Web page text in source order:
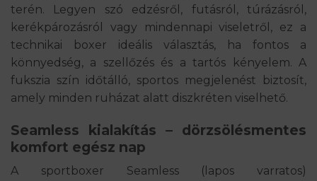
terén. Legyen szó edzésről, futásról, túrázásról,
kerékpározásról vagy mindennapi viseletről, ez a
technikai boxer ideális választás, ha fontos a
könnyedség, a szellőzés és a tartós kényelem. A
fukszia szín időtálló, sportos megjelenést biztosít,
amely minden ruházat alatt diszkréten viselhető.
Seamless kialakítás – dörzsölésmentes
komfort egész nap
A sportboxer Seamless (lapos varratos)